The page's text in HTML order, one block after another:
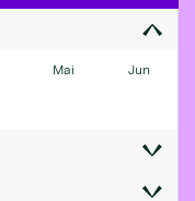
Mai Jun